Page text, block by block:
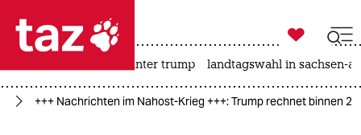
 taz zahl ich
taz zahl ich

taz zahl ich
usa unter trump landtagswahl in sachsen-
+++ Nachrichten im Nahost-Krieg +++: Trump rechnet binnen